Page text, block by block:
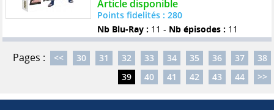
Article disponible
Points fidelités : 280
Nb Blu-Ray : 11 - Nb épisodes : 11
Pages : << 30 31 32 33 34 35 36 37
38
39
40 41 42 43 44 >>